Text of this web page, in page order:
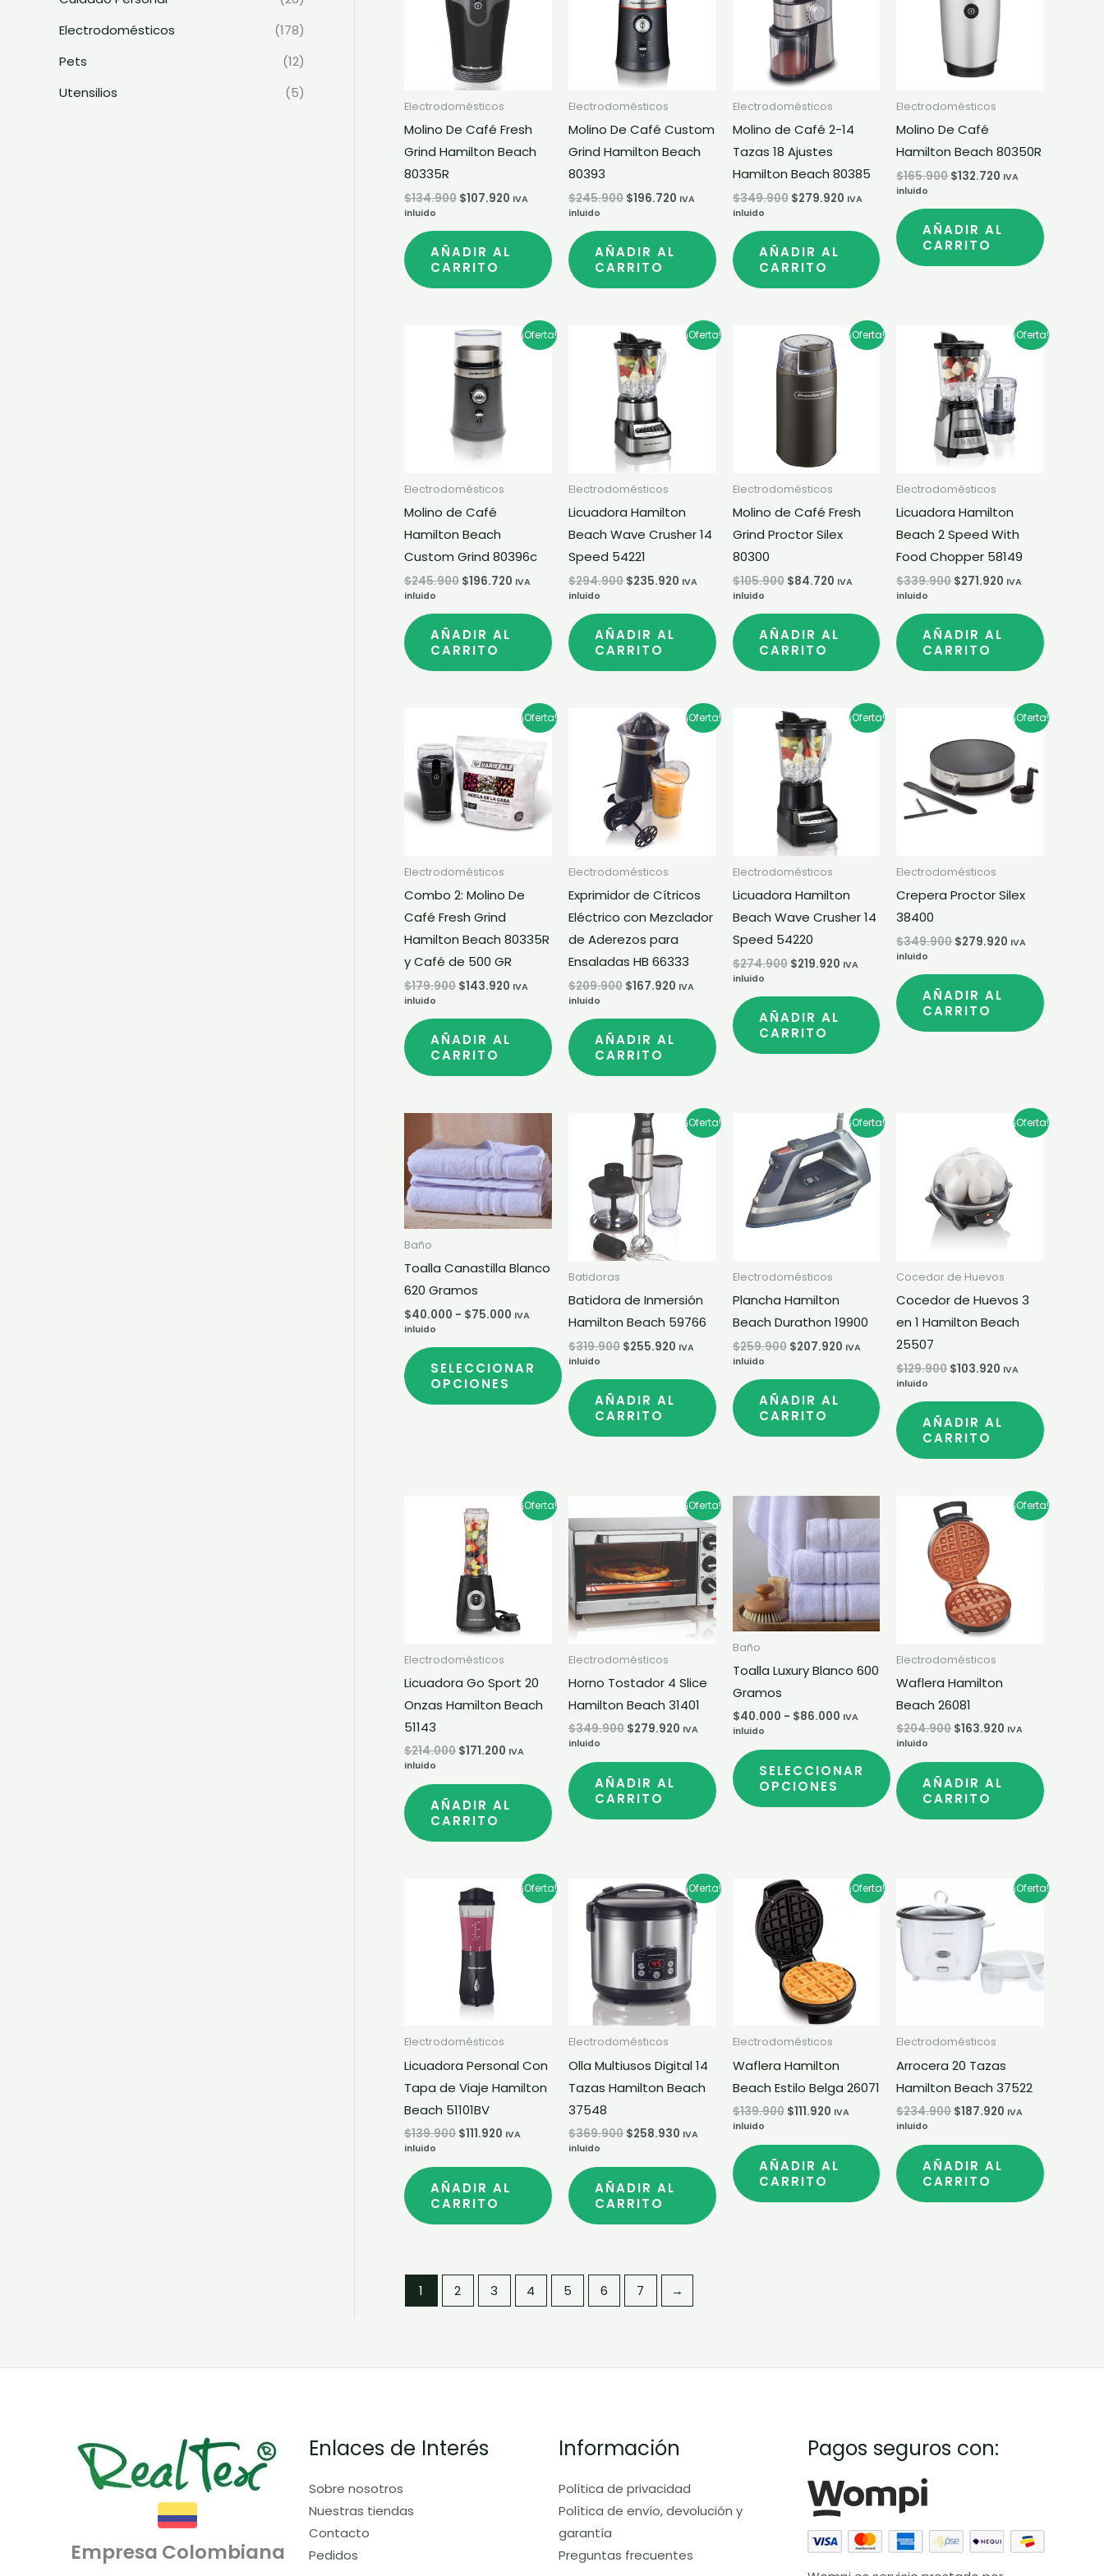
Electrodomésticos
(178)
Pets
(12)
Utensilios
(5)
Electrodomésticos
Molino De Café Fresh
Grind Hamilton Beach
80335R
$134.900
$134.900.
$107.920
$107.920.
IVA
inluido
AÑADIR AL
CARRITO
Electrodomésticos
Molino De Café Custom
Grind Hamilton Beach
80393
$245.900
$245.900.
$196.720 IVA
inluido
AÑADIR AL
CARRITO
Electrodomésticos
Molino de Café 2-14
Tazas 18 Ajustes
Hamilton Beach 80385
$349.900
$349.900.
$279.920 IVA
inluido
AÑADIR AL
CARRITO
Electrodomésticos
Molino De Café
Hamilton Beach 80350R
$165.900
$165.900.
$132.720 IVA
inluido
AÑADIR AL
CARRITO
¡Oferta!
Electrodomésticos
Molino de Café
Hamilton Beach
Custom Grind 80396c
$245.900
El
precio
original
era:
$245.900.
$196.720
precio
IVA
inluido
AÑADIR AL
CARRITO
¡Oferta!
Electrodomésticos
Licuadora Hamilton
Beach Wave Crusher 14
Speed 54221
$294.900
El
precio
original
era:
$294.900.
$235.920
El
precio
IVA
inluido
AÑADIR AL
CARRITO
¡Oferta!
Electrodomésticos
Molino de Café Fresh
Grind Proctor Silex
80300
$105.900
El
precio
original
era:
$105.900.
$84.720
precio
actual
es:
$84.720.
IVA
inluido
AÑADIR AL
CARRITO
¡Oferta!
Electrodomésticos
Licuadora Hamilton
Beach 2 Speed With
Food Chopper 58149
$339.900
El
precio
original
era:
$339.900.
$271.920
precio
es:
$271.920.
IVA
inluido
AÑADIR AL
CARRITO
¡Oferta!
Electrodomésticos
Combo 2: Molino De
Café Fresh Grind
Hamilton Beach 80335R
y Café de 500 GR
$179.900
original
era:
$179.900.
$143.920
precio
es:
$143.920.
IVA
inluido
AÑADIR AL
CARRITO
¡Oferta!
Electrodomésticos
Exprimidor de Cítricos
Eléctrico con Mezclador
de Aderezos para
Ensaladas HB 66333
$209.900
El
precio
original
era:
$209.900.
$167.920
precio
$167.920.
IVA
inluido
AÑADIR AL
CARRITO
¡Oferta!
Electrodomésticos
Licuadora Hamilton
Beach Wave Crusher 14
Speed 54220
$274.900
El
precio
original
era:
$274.900.
$219.920
precio
IVA
inluido
AÑADIR AL
CARRITO
¡Oferta!
Electrodomésticos
Crepera Proctor Silex
38400
$349.900
original
$349.900.
$279.920
El
precio
actual
es:
$279.920.
IVA
inluido
AÑADIR AL
CARRITO
Baño
Toalla Canastilla Blanco
620 Gramos
$40.000 - $75.000
precios:
desde
$40.000
hasta
$75.000
IVA
inluido
SELECCIONAR
OPCIONES
producto
tiene
múltiples
variantes.
Las
elegir
la
página
¡Oferta!
Batidoras
Batidora de Inmersión
Hamilton Beach 59766
$319.900
precio
original
era:
$319.900.
$255.920
precio
es:
$255.920.
IVA
inluido
AÑADIR AL
CARRITO
¡Oferta!
Electrodomésticos
Plancha Hamilton
Beach Durathon 19900
$259.900
precio
original
era:
$259.900.
$207.920
El
precio
actual
es:
$207.920.
IVA
inluido
AÑADIR AL
CARRITO
¡Oferta!
Cocedor de Huevos
Cocedor de Huevos 3
en 1 Hamilton Beach
25507
$129.900
original
era:
$129.900.
$103.920
precio
es:
$103.920.
IVA
inluido
AÑADIR AL
CARRITO
¡Oferta!
Electrodomésticos
Licuadora Go Sport 20
Onzas Hamilton Beach
51143
$214.000
precio
original
era:
$214.000.
$171.200
precio
IVA
inluido
AÑADIR AL
CARRITO
¡Oferta!
Electrodomésticos
Horno Tostador 4 Slice
Hamilton Beach 31401
$349.900
precio
original
era:
$349.900.
$279.920
El
precio
actual
es:
$279.920.
IVA
inluido
AÑADIR AL
CARRITO
Baño
Toalla Luxury Blanco 600
Gramos
$40.000 - $86.000
de
precios:
desde
$40.000
hasta
$86.000
IVA
inluido
SELECCIONAR
OPCIONES
Este
producto
múltiples
variantes.
Las
en
página
de
¡Oferta!
Electrodomésticos
Waflera Hamilton
Beach 26081
$204.900
El
precio
original
era:
$204.900.
$163.920
precio
IVA
inluido
AÑADIR AL
CARRITO
¡Oferta!
Electrodomésticos
Licuadora Personal Con
Tapa de Viaje Hamilton
Beach 51101BV
$139.900
precio
original
era:
$139.900.
$111.920
precio
IVA
inluido
AÑADIR AL
CARRITO
¡Oferta!
Electrodomésticos
Olla Multiusos Digital 14
Tazas Hamilton Beach
37548
$369.900
El
precio
original
era:
$258.930
El
precio
actual
es:
IVA
inluido
AÑADIR AL
CARRITO
¡Oferta!
Electrodomésticos
Waflera Hamilton
Beach Estilo Belga 26071
$139.900
El
precio
original
era:
$139.900.
$111.920
precio
IVA
inluido
AÑADIR AL
CARRITO
¡Oferta!
Electrodomésticos
Arrocera 20 Tazas
Hamilton Beach 37522
$234.900
original
era:
$234.900.
$187.920
precio
IVA
inluido
AÑADIR AL
CARRITO
1 2 3 4 5 6 7 →
Empresa Colombiana
Enlaces de Interés
Sobre nosotros
Nuestras tiendas
Contacto
Pedidos
Información
Política de privacidad
Política de envío, devolución y
garantía
Preguntas frecuentes
Pagos seguros con: